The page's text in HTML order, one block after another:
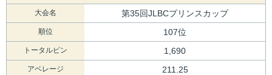
大会名 第35回JLBCプリンスカップ
順位 107位
トータルピン 1,690
アベレージ 211.25